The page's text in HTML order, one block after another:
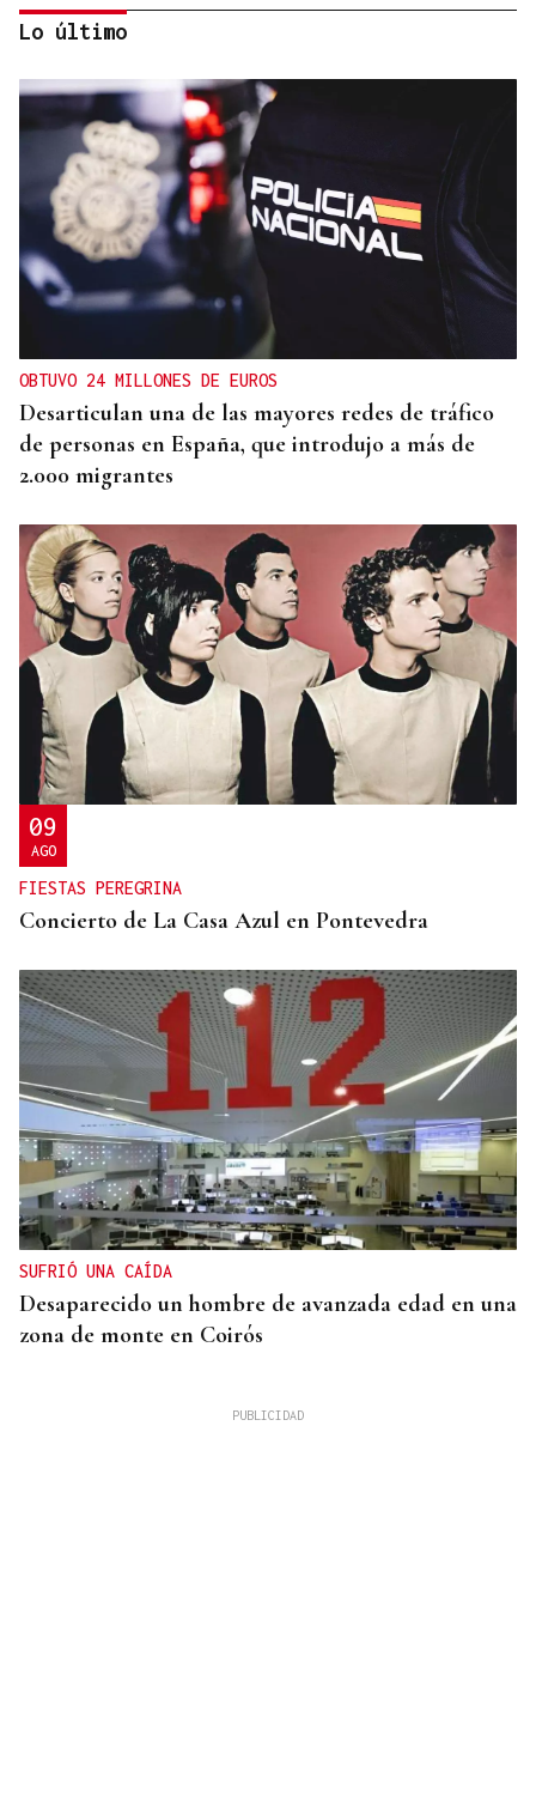
TOMA DE POSESIÓN
El Rey acudirá a la toma de posesión de De la
Espriella como presidente de Colombia
Lo último
OBTUVO 24 MILLONES DE EUROS
Desarticulan una de las mayores redes de tráfico
de personas en España, que introdujo a más de
2.000 migrantes
09
AGO
FIESTAS PEREGRINA
Concierto de La Casa Azul en Pontevedra
SUFRIÓ UNA CAÍDA
Desaparecido un hombre de avanzada edad en una
zona de monte en Coirós